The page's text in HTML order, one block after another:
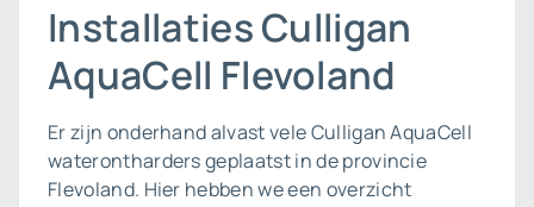
Installaties Culligan
AquaCell Flevoland
Er zijn onderhand alvast vele Culligan AquaCell
waterontharders geplaatst in de provincie
Flevoland. Hier hebben we een overzicht